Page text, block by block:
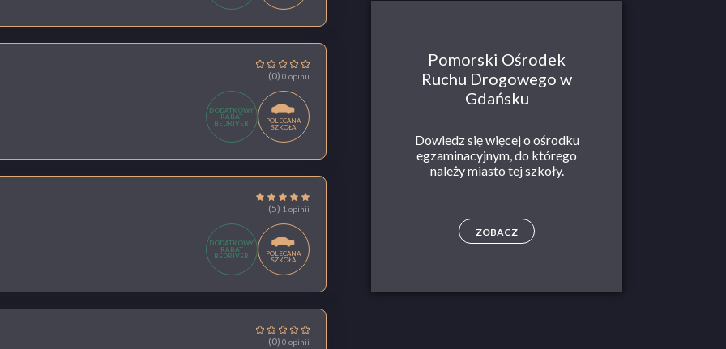
(0) 0 opinii
DODATKOWY
RABAT
BEDRIVER
POLECANA
SZKOŁA
(5) 1 opinii
DODATKOWY
RABAT
BEDRIVER
POLECANA
SZKOŁA
(0) 0 opinii
Pomorski Ośrodek
Ruchu Drogowego w
Gdańsku
Dowiedz się więcej o ośrodku
egzaminacyjnym, do którego
należy miasto tej szkoły.
ZOBACZ